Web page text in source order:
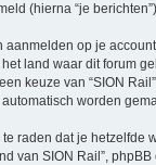
(hierna “je
op je
land waar dit forum
keuze van “SION
worden
raden dat je hetzelfde
van SION Rail”,